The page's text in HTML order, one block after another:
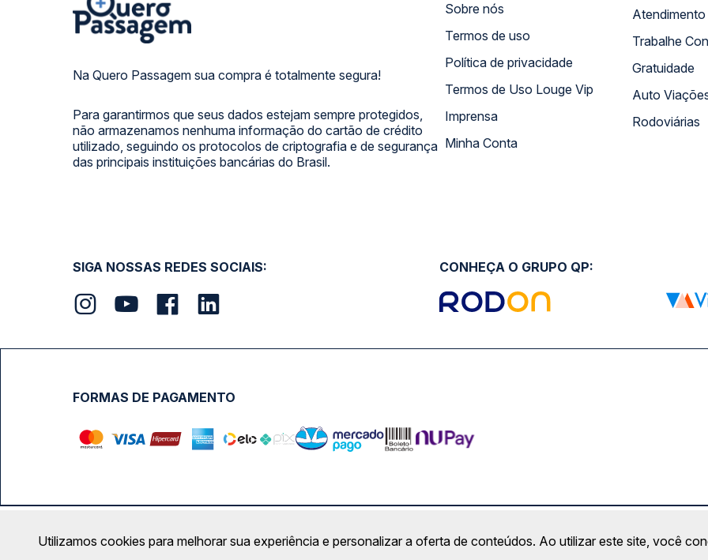
Na Quero Passagem sua compra é totalmente segura!
Para garantirmos que seus dados estejam sempre protegidos,
não armazenamos nenhuma informação do cartão de crédito
utilizado, seguindo os protocolos de criptografia e de segurança
das principais instituições bancárias do Brasil.
Sobre nós
Termos de uso
Política de privacidade
Termos de Uso Louge Vip
Imprensa
Minha Conta
Trabalhe
Gratuidade
Auto
Rodoviárias
SIGA NOSSAS REDES SOCIAIS: CONHEÇA O GRUPO QP:
FORMAS DE PAGAMENTO
Calçada das Margaridas, 163 - Sala 02 - Condomínio Centro Comercial Alphaville, Barueri - SP | CEP: 06453-038 |
Utilizamos cookies para melhorar sua experiência e personalizar a oferta de conteúdos. Ao utilizar este site, você